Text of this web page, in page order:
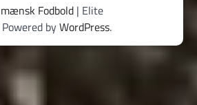
Fodbold | Elite
byWordPress.